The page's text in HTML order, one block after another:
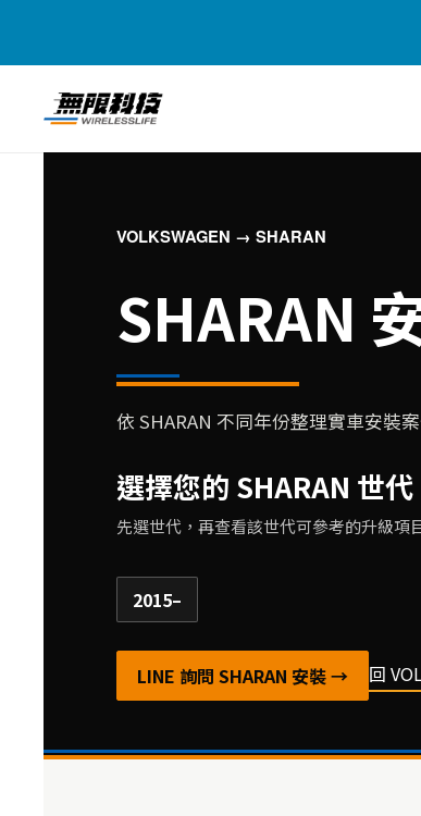
VOLKSWAGEN → SHARAN
SHARAN
依 SHARAN 不同年份整理實車安裝案
選擇您的 SHARAN 世代
先選世代，再查看該世代可參考的升級項
2015–
LINE 詢問 SHARAN 安裝 → 回